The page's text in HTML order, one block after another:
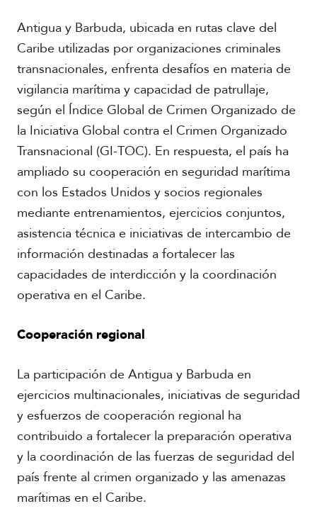
c
a
C
a
r
e
Antigua y Barbuda, ubicada en rutas clave del
Caribe utilizadas por organizaciones criminales
transnacionales, enfrenta desafíos en materia de
vigilancia marítima y capacidad de patrullaje,
según el Índice Global de Crimen Organizado de
la Iniciativa Global contra el Crimen Organizado
Transnacional (GI-TOC). En respuesta, el país ha
ampliado su cooperación en seguridad marítima
con los Estados Unidos y socios regionales
mediante entrenamientos, ejercicios conjuntos,
asistencia técnica e iniciativas de intercambio de
información destinadas a fortalecer las
capacidades de interdicción y la coordinación
operativa en el Caribe.
Cooperación regional
La participación de Antigua y Barbuda en
ejercicios multinacionales, iniciativas de seguridad
y esfuerzos de cooperación regional ha
contribuido a fortalecer la preparación operativa
y la coordinación de las fuerzas de seguridad del
país frente al crimen organizado y las amenazas
marítimas en el Caribe.